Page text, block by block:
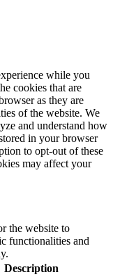
while you
cookies that are
as they are
of the website. We
and understand how
in your browser
to opt-out of these
may affect your
the website to
functionalities and
Description